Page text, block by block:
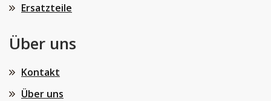
Ersatzteile
Über uns
Kontakt
Über uns